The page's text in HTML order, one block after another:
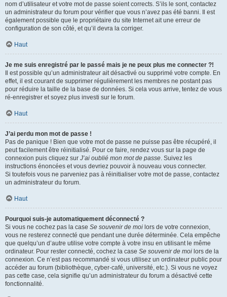
nom d’utilisateur et votre mot de passe soient corrects. S’ils le sont, contactez
un administrateur du forum pour vérifier que vous n’avez pas été banni. Il est
également possible que le propriétaire du site Internet ait une erreur de
configuration de son côté, et qu’il devra la corriger.
Haut
Je me suis enregistré par le passé mais je ne peux plus me connecter ?!
Il est possible qu’un administrateur ait désactivé ou supprimé votre compte. En
effet, il est courant de supprimer régulièrement les membres ne postant pas
pour réduire la taille de la base de données. Si cela vous arrive, tentez de vous
ré-enregistrer et soyez plus investi sur le forum.
Haut
J’ai perdu mon mot de passe !
Pas de panique ! Bien que votre mot de passe ne puisse pas être récupéré, il
peut facilement être réinitialisé. Pour ce faire, rendez vous sur la page de
connexion puis cliquez sur J’ai oublié mon mot de passe. Suivez les
instructions énoncées et vous devriez pouvoir à nouveau vous connecter.
Si toutefois vous ne parveniez pas à réinitialiser votre mot de passe, contactez
un administrateur du forum.
Haut
Pourquoi suis-je automatiquement déconnecté ?
Si vous ne cochez pas la case Se souvenir de moi lors de votre connexion,
vous ne resterez connecté que pendant une durée déterminée. Cela empêche
que quelqu’un d’autre utilise votre compte à votre insu en utilisant le même
ordinateur. Pour rester connecté, cochez la case Se souvenir de moi lors de la
connexion. Ce n’est pas recommandé si vous utilisez un ordinateur public pour
accéder au forum (bibliothèque, cyber-café, université, etc.). Si vous ne voyez
pas cette case, cela signifie qu’un administrateur du forum a désactivé cette
fonctionnalité.